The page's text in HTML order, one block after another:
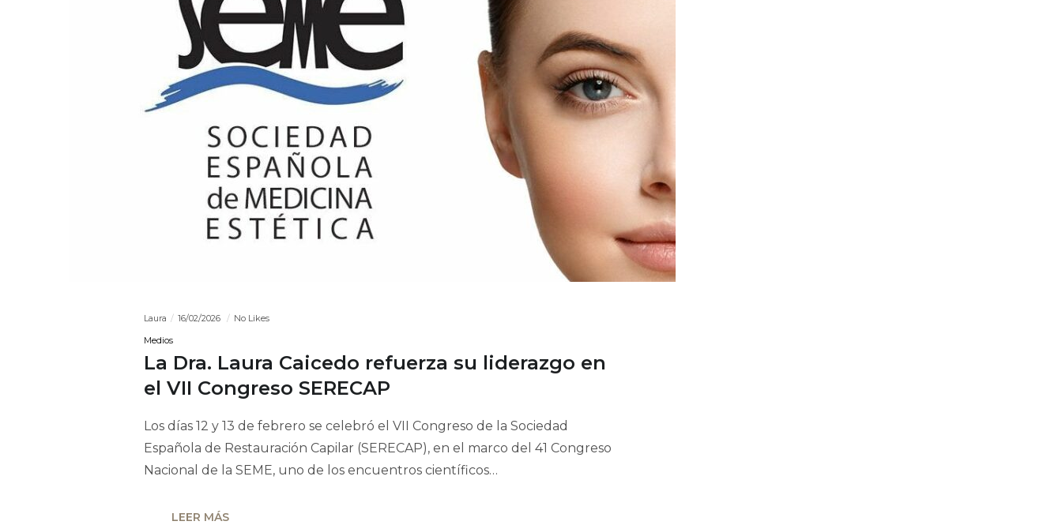
Laura 16/02/2026
No Likes
Medios
La Dra. Laura Caicedo refuerza su liderazgo en
el VII Congreso SERECAP
Los días 12 y 13 de febrero se celebró el VII Congreso de la Sociedad
Española de Restauración Capilar (SERECAP), en el marco del 41 Congreso
Nacional de la SEME, uno de los encuentros científicos…
LEER MÁS